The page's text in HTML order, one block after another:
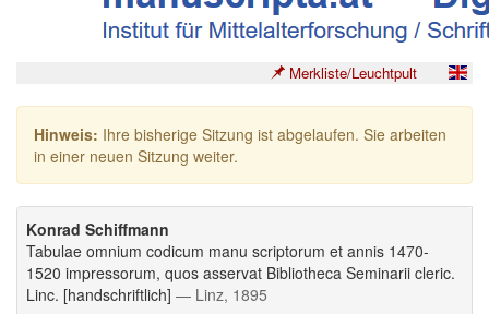
Merkliste/Leuchtpult
Hinweis: Ihre bisherige Sitzung ist abgelaufen. Sie arbeiten
in einer neuen Sitzung weiter.
Konrad Schiffmann
Tabulae omnium codicum manu scriptorum et annis 1470-
1520 impressorum, quos asservat Bibliotheca Seminarii cleric.
Linc. [handschriftlich] — Linz, 1895